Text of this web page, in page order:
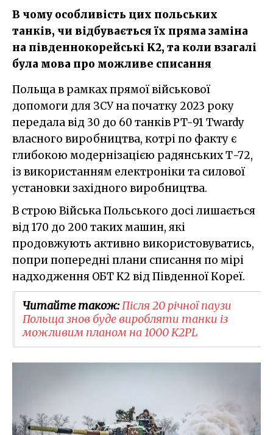
В чому особливість цих польських
танків, чи відбувається їх пряма заміна
на південнокорейські K2, та коли взагалі
була мова про можливе списання
Польща в рамках прямої військової
допомоги для ЗСУ на початку 2023 року
передала від 30 до 60 танків PT-91 Twardy
власного виробництва, котрі по факту є
глибокою модернізацією радянських Т-72,
із використанням електроніки та силової
установки західного виробництва.
В строю Війська Польського досі лишається
від 170 до 200 таких машин, які
продовжують активно використовуватись,
попри попередні плани списання по мірі
надходження ОБТ K2 від Південної Кореї.
Читайте також:Після 20 річної паузи
Польща знов буде виробляти танки із
можливим планом на 1000 K2PL